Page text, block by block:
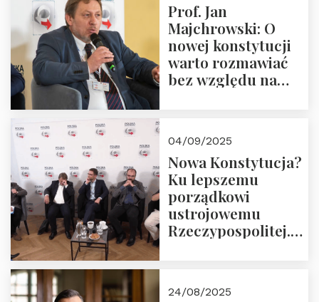
Prof. Jan
Majchrowski: O
nowej konstytucji
warto rozmawiać
bez względu na
04/09/2025
Nowa Konstytucja?
Ku lepszemu
porządkowi
ustrojowemu
Rzeczypospolitej.
24/08/2025